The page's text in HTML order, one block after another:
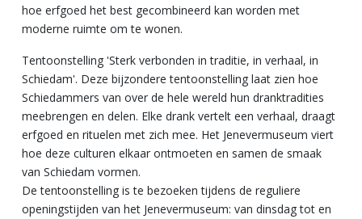
hoe erfgoed het best gecombineerd kan worden met
moderne ruimte om te wonen.
Tentoonstelling 'Sterk verbonden in traditie, in verhaal, in
Schiedam'. Deze bijzondere tentoonstelling laat zien hoe
Schiedammers van over de hele wereld hun dranktradities
meebrengen en delen. Elke drank vertelt een verhaal, draagt
erfgoed en rituelen met zich mee. Het Jenevermuseum viert
hoe deze culturen elkaar ontmoeten en samen de smaak
van Schiedam vormen.
De tentoonstelling is te bezoeken tijdens de reguliere
openingstijden van het Jenevermuseum: van dinsdag tot en